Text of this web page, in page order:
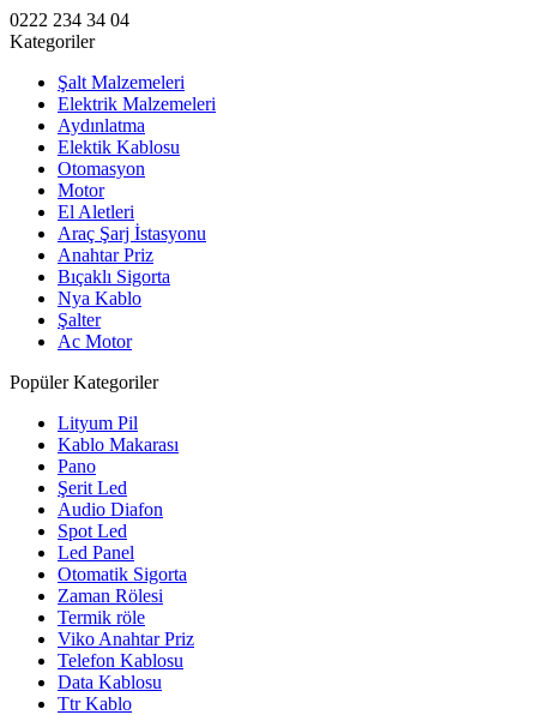
0222 234 34 04
Kategoriler
Şalt Malzemeleri
Elektrik Malzemeleri
Aydınlatma
Elektik Kablosu
Otomasyon
Motor
El Aletleri
Araç Şarj İstasyonu
Anahtar Priz
Bıçaklı Sigorta
Nya Kablo
Şalter
Ac Motor
Popüler Kategoriler
Lityum Pil
Kablo Makarası
Pano
Şerit Led
Audio Diafon
Spot Led
Led Panel
Otomatik Sigorta
Zaman Rölesi
Termik röle
Viko Anahtar Priz
Telefon Kablosu
Data Kablosu
Ttr Kablo